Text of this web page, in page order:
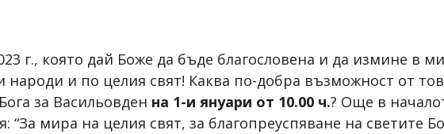
г., която дай Боже да бъде благословена и да измине в
народи и по целия свят! Каква по-добра възможност от
за Васильовден на 1-и януари от 10.00 ч.? Още в
мира на целия свят, за благопреуспяване на светите